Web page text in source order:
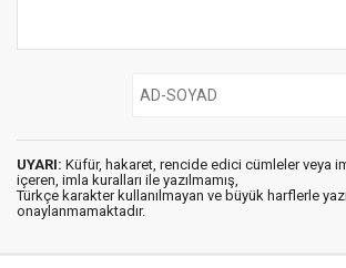
UYARI: Küfür, hakaret, rencide edici cümleler veya
içeren, imla kuralları ile yazılmamış,
Türkçe karakter kullanılmayan ve büyük harflerle
onaylanmamaktadır.